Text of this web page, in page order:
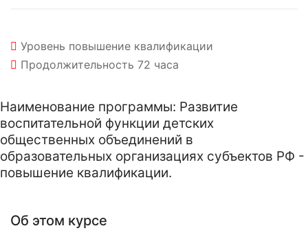
Уровень повышение квалификации
Продолжительность 72 часа
Наименование программы: Развитие
воспитательной функции детских
общественных объединений в
образовательных организациях субъектов РФ -
повышение квалификации.
Об этом курсе